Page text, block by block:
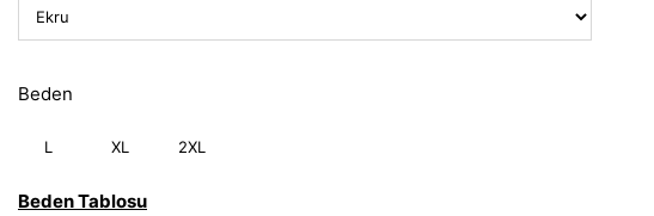
Beden
L XL 2XL
Beden Tablosu